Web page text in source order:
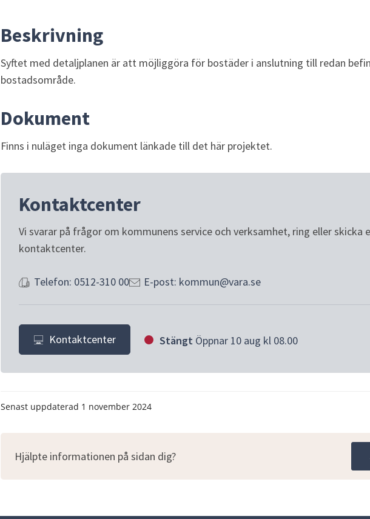
Beskrivning
Syftet med detaljplanen är att möjliggöra för bostäder i anslutning till redan
bostadsområde.
Dokument
Finns i nuläget inga dokument länkade till det här projektet.
Kontaktcenter
Vi svarar på frågor om kommunens service och verksamhet, ring eller skicka
kontaktcenter.
Telefon: 0512-310 00 E-post: kommun@vara.se
Kontaktcenter Stängt Öppnar 10 aug kl 08.00
Senast uppdaterad 1 november 2024
Hjälpte informationen på sidan dig?